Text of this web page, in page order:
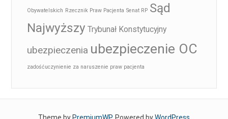
Obywatelskich Rzecznik Praw Pacjenta Senat RP Sąd
Najwyższy Trybunał Konstytucyjny
ubezpieczenia ubezpieczenie OC
zadośćuczynienie za naruszenie praw pacjenta